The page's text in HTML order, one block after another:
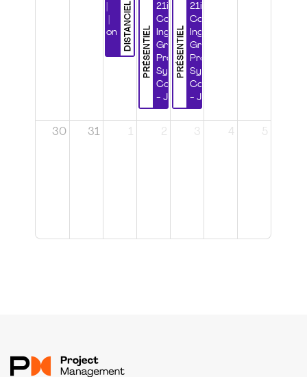
DISTANCIEL
Certification
PRÉSENTIEL
21ième
Congrès
Ingénierie
Grands
Projets et
Systèmes
Complexes
- Jour 1
PRÉSENTIEL
21ième
Congrès
Ingénierie
Grands
Projets et
Systèmes
Complexes
- Jour 2
30 31 1 2 3 4 5